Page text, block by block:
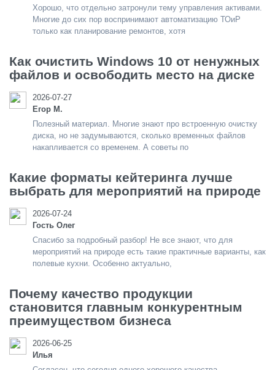
Хорошо, что отдельно затронули тему управления активами.
Многие до сих пор воспринимают автоматизацию ТОиР
только как планирование ремонтов, хотя
Как очистить Windows 10 от ненужных
файлов и освободить место на диске
2026-07-27
Егор М.
Полезный материал. Многие знают про встроенную очистку
диска, но не задумываются, сколько временных файлов
накапливается со временем. А советы по
Какие форматы кейтеринга лучше
выбрать для мероприятий на природе
2026-07-24
Гость Олег
Спасибо за подробный разбор! Не все знают, что для
мероприятий на природе есть такие практичные варианты, как
полевые кухни. Особенно актуально,
Почему качество продукции
становится главным конкурентным
преимуществом бизнеса
2026-06-25
Илья